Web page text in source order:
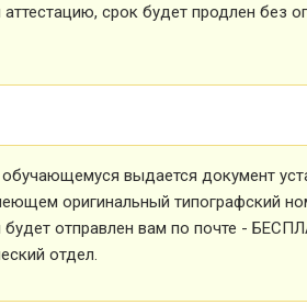
срок будет продлен без
выдается документ
оригинальный типографский
отправлен вам по почте -
отдел.